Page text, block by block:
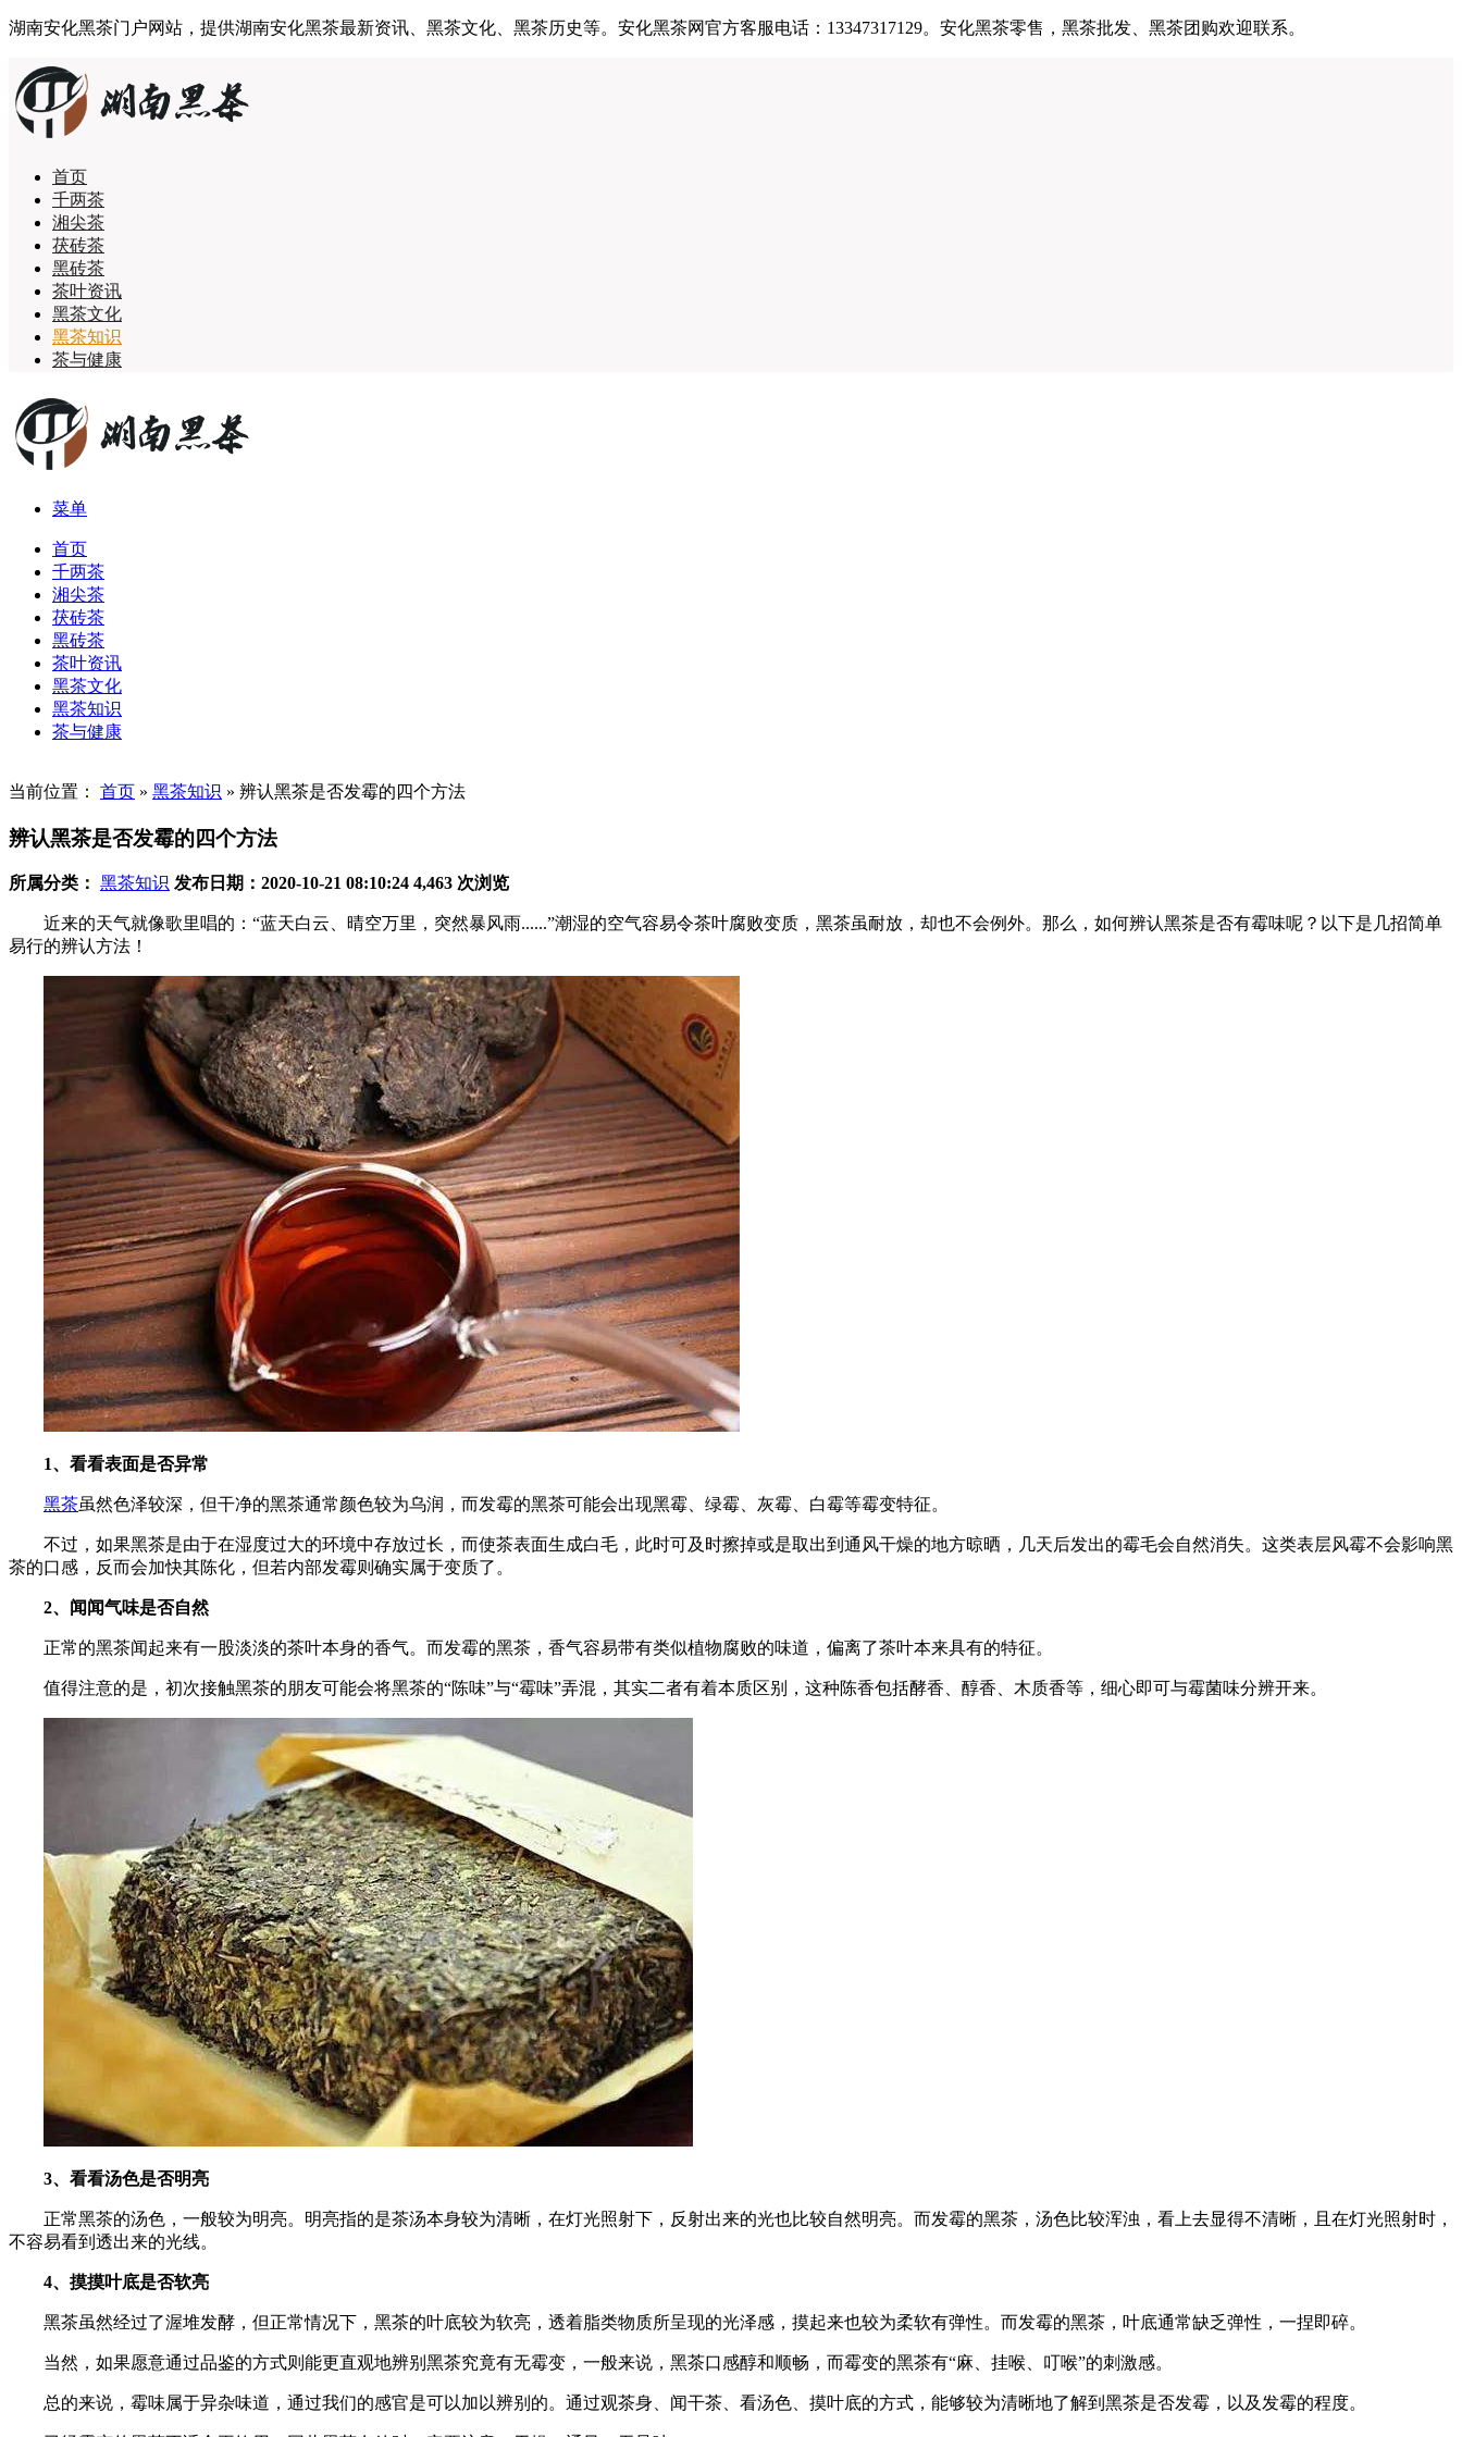
湖南安化黑茶门户网站，提供湖南安化黑茶最新资讯、黑茶文化、黑茶历史等。安化黑茶网官方客服电话：13347317129。安化黑茶零售，黑茶批发、黑茶团购欢迎联系。
首页
千两茶
湘尖茶
茯砖茶
黑砖茶
茶叶资讯
黑茶文化
黑茶知识
茶与健康
菜单
首页
千两茶
湘尖茶
茯砖茶
黑砖茶
茶叶资讯
黑茶文化
黑茶知识
茶与健康
当前位置： 首页 » 黑茶知识 » 辨认黑茶是否发霉的四个方法
辨认黑茶是否发霉的四个方法
所属分类： 黑茶知识 发布日期：2020-10-21 08:10:24 4,463 次浏览
近来的天气就像歌里唱的：“蓝天白云、晴空万里，突然暴风雨......”潮湿的空气容易令茶叶腐败变质，黑茶虽耐放，却也不会例外。那么，如何辨认黑茶是否有霉味呢？以下是几招简单
易行的辨认方法！
1、看看表面是否异常
黑茶虽然色泽较深，但干净的黑茶通常颜色较为乌润，而发霉的黑茶可能会出现黑霉、绿霉、灰霉、白霉等霉变特征。
不过，如果黑茶是由于在湿度过大的环境中存放过长，而使茶表面生成白毛，此时可及时擦掉或是取出到通风干燥的地方晾晒，几天后发出的霉毛会自然消失。这类表层风霉不会影响黑
茶的口感，反而会加快其陈化，但若内部发霉则确实属于变质了。
2、闻闻气味是否自然
正常的黑茶闻起来有一股淡淡的茶叶本身的香气。而发霉的黑茶，香气容易带有类似植物腐败的味道，偏离了茶叶本来具有的特征。
值得注意的是，初次接触黑茶的朋友可能会将黑茶的“陈味”与“霉味”弄混，其实二者有着本质区别，这种陈香包括酵香、醇香、木质香等，细心即可与霉菌味分辨开来。
3、看看汤色是否明亮
正常黑茶的汤色，一般较为明亮。明亮指的是茶汤本身较为清晰，在灯光照射下，反射出来的光也比较自然明亮。而发霉的黑茶，汤色比较浑浊，看上去显得不清晰，且在灯光照射时，
不容易看到透出来的光线。
4、摸摸叶底是否软亮
黑茶虽然经过了渥堆发酵，但正常情况下，黑茶的叶底较为软亮，透着脂类物质所呈现的光泽感，摸起来也较为柔软有弹性。而发霉的黑茶，叶底通常缺乏弹性，一捏即碎。
当然，如果愿意通过品鉴的方式则能更直观地辨别黑茶究竟有无霉变，一般来说，黑茶口感醇和顺畅，而霉变的黑茶有“麻、挂喉、叮喉”的刺激感。
总的来说，霉味属于异杂味道，通过我们的感官是可以加以辨别的。通过观茶身、闻干茶、看汤色、摸叶底的方式，能够较为清晰地了解到黑茶是否发霉，以及发霉的程度。